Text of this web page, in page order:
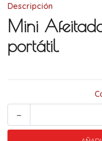
Descripción
Mini
portátil.
-